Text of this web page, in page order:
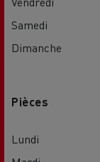
Samedi
Dimanche
Pièces
Lundi